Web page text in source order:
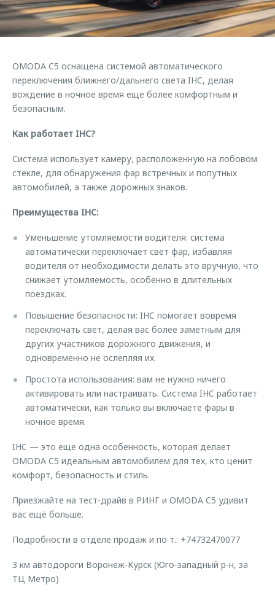
Страхование
Кредитный калькулятор
Одежда и сувениры
Оригинальные аксессуары
Запчасти
Трейд-ин
Калькулятор трейд-ин
Клиентская поддержка
O&J Автоклуб
Приложение O&J
Аксессуары
Оригинальные аксессуары
Запчасти
Обратная связь
OMODA C5 оснащена системой автоматического
переключения ближнего/дальнего света IHC, делая
вождение в ночное время еще более комфортным и
безопасным.
Как работает IHC?
Система использует камеру, расположенную на лобовом
стекле, для обнаружения фар встречных и попутных
автомобилей, а также дорожных знаков.
Преимущества IHC:
Уменьшение утомляемости водителя: cистема
автоматически переключает свет фар, избавляя
водителя от необходимости делать это вручную, что
снижает утомляемость, особенно в длительных
поездках.
Повышение безопасности: IHC помогает вовремя
переключать свет, делая вас более заметным для
других участников дорожного движения, и
одновременно не ослепляя их.
Простота использования: вам не нужно ничего
активировать или настраивать. Система IHC работает
автоматически, как только вы включаете фары в
ночное время.
IHC — это еще одна особенность, которая делает
OMODA C5 идеальным автомобилем для тех, кто ценит
комфорт, безопасность и стиль.
Приезжайте на тест-драйв в РИНГ и OMODA C5 удивит
вас ещё больше.
Подробности в отделе продаж и по т.: +74732470077
3 км автодороги Воронеж-Курск (Юго-западный р-н, за
ТЦ Метро)